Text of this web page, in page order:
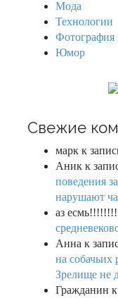
Мода
Технологии
Фотография
Юмор
Свежие
марк к
Аник к
поведения
нарушают
аз
Анна к
на
Зрелище не
Гражданин